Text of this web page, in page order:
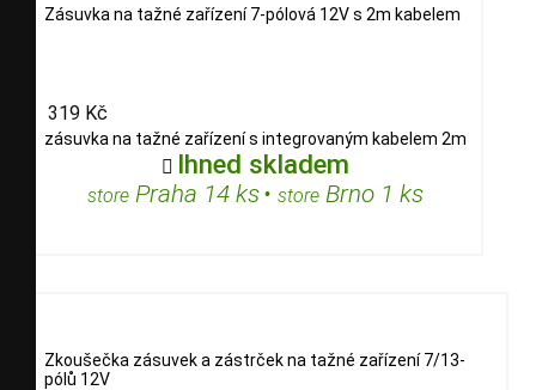
Zásuvka na tažné zařízení 7-pólová 12V s 2m kabelem
319 Kč
zásuvka na tažné zařízení s integrovaným kabelem 2m
 Ihned skladem
store Praha 14 ks• store Brno 1 ks
Zkoušečka zásuvek a zástrček na tažné zařízení 7/13-
pólů 12V